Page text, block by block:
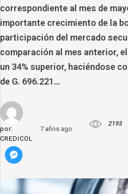
correspondiente al mes de
importante crecimiento de la
participación del mercado
comparación al mes anterior,
un 34% superior, haciéndose
de G. 696.221…
por:
CREDICOL
7 años ago
2193